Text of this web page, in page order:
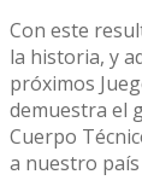
Con este
la historia, y
próximos
demuestra el
Cuerpo
a nuestro